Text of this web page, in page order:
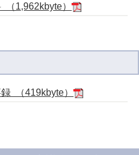
（1,962kbyte）
（419kbyte）